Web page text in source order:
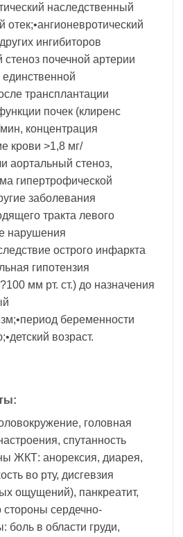
наследственный
отек;•ангионевротический
ингибиторов
почечной артерии
единственной
трансплантации
почек (клиренс
концентрация
крови >1,8 мг/
аортальный стеноз,
гипертрофической
заболевания
тракта левого
нарушения
острого инфаркта
гипотензия
мм рт. ст.) до назначения
беременности
возраст.
головная
спутанность
ЖКТ: анорексия, диарея,
во рту, дисгевзия
ощущений), панкреатит,
стороны сердечно-
боль в области груди,